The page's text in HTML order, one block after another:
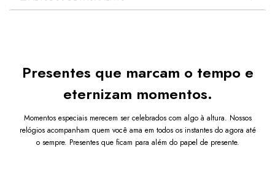
seu signo com elegância. Seu design delicado é ideal para
Destaques:
Corrente leve, ajustável e confortável
Ideal para uso diário ou para presentear
Representa identidade e conexão com os astros
Meios de envio
Presentes que marcam o tempo e
eternizam momentos.
Momentos especiais merecem ser celebrados com algo à altura. Nossos
relógios acompanham quem você ama em todos os instantes do agora até
o sempre. Presentes que ficam para além do papel de presente.